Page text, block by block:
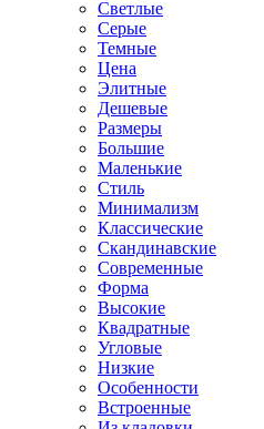
Светлые
Серые
Темные
Цена
Элитные
Дешевые
Размеры
Большие
Маленькие
Стиль
Минимализм
Классические
Скандинавские
Современные
Форма
Высокие
Квадратные
Угловые
Низкие
Особенности
Встроенные